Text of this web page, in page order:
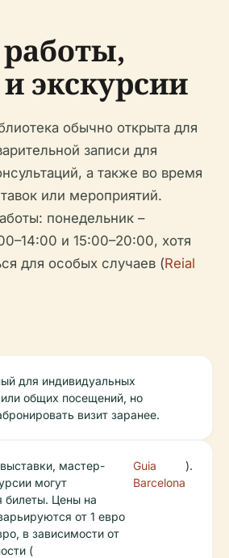
экскурсии
обычно открыта для
записи для
а также во время
или мероприятий.
понедельник –
и 15:00–20:00, хотя
для особых случаев (Reial
для индивидуальных
общих посещений, но
визит заранее.
мастер-
могут
билеты. Цены на
от 1 евро
в зависимости от
(
Guia
Barcelona
).